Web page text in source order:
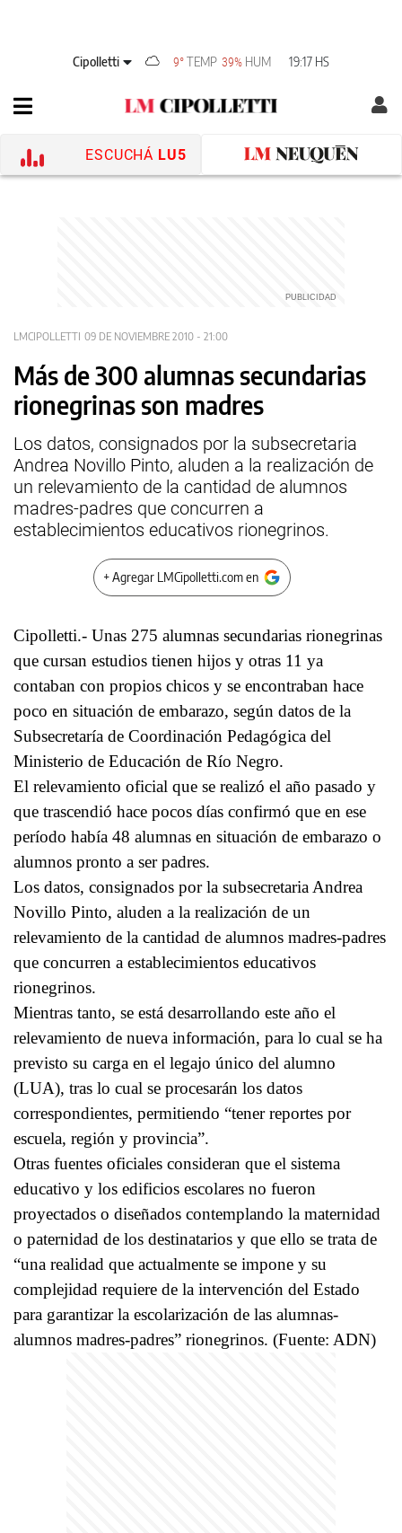
Cipolletti 9°TEMP 39% HUM 19:17 HS
ESCUCHÁ LU5
LMCIPOLLETTI 09 DE NOVIEMBRE 2010 - 21:00
Más de 300 alumnas secundarias
rionegrinas son madres
Los datos, consignados por la subsecretaria
Andrea Novillo Pinto, aluden a la realización de
un relevamiento de la cantidad de alumnos
madres-padres que concurren a
establecimientos educativos rionegrinos.
+ Agregar LMCipolletti.com en
Cipolletti.- Unas 275 alumnas secundarias rionegrinas
que cursan estudios tienen hijos y otras 11 ya
contaban con propios chicos y se encontraban hace
poco en situación de embarazo, según datos de la
Subsecretaría de Coordinación Pedagógica del
Ministerio de Educación de Río Negro.
El relevamiento oficial que se realizó el año pasado y
que trascendió hace pocos días confirmó que en ese
período había 48 alumnas en situación de embarazo o
alumnos pronto a ser padres.
Los datos, consignados por la subsecretaria Andrea
Novillo Pinto, aluden a la realización de un
relevamiento de la cantidad de alumnos madres-padres
que concurren a establecimientos educativos
rionegrinos.
Mientras tanto, se está desarrollando este año el
relevamiento de nueva información, para lo cual se ha
previsto su carga en el legajo único del alumno
(LUA), tras lo cual se procesarán los datos
correspondientes, permitiendo “tener reportes por
escuela, región y provincia”.
Otras fuentes oficiales consideran que el sistema
educativo y los edificios escolares no fueron
proyectados o diseñados contemplando la maternidad
o paternidad de los destinatarios y que ello se trata de
“una realidad que actualmente se impone y su
complejidad requiere de la intervención del Estado
para garantizar la escolarización de las alumnas-
alumnos madres-padres” rionegrinos. (Fuente: ADN)